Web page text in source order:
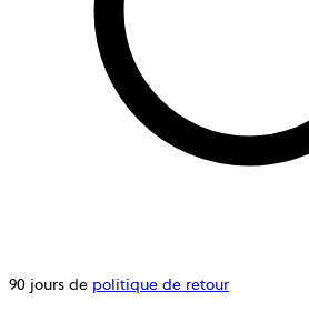
90 jours de politique de retour